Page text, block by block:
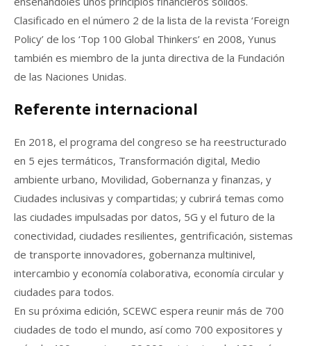
Clasificado en el número 2 de la lista de la revista ‘Foreign
Policy’ de los ‘Top 100 Global Thinkers’ en 2008, Yunus
también es miembro de la junta directiva de la Fundación
de las Naciones Unidas.
Referente internacional
En 2018, el programa del congreso se ha reestructurado
en 5 ejes termáticos, Transformación digital, Medio
ambiente urbano, Movilidad, Gobernanza y finanzas, y
Ciudades inclusivas y compartidas; y cubrirá temas como
las ciudades impulsadas por datos, 5G y el futuro de la
conectividad, ciudades resilientes, gentrificación, sistemas
de transporte innovadores, gobernanza multinivel,
intercambio y economía colaborativa, economía circular y
ciudades para todos.
En su próxima edición, SCEWC espera reunir más de 700
ciudades de todo el mundo, así como 700 expositores y